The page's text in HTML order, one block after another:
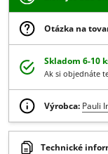
13.50 € bez DPH
- +
Získajte B2B
Otázka na